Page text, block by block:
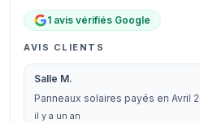
1 avis vérifiés Google
AVIS CLIENTS
Salle M.
Panneaux solaires payés en Avril
il y a un an